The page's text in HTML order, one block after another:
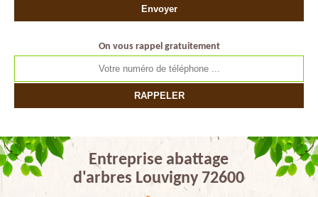
On vous rappel gratuitement
Entreprise abattage
d'arbres Louvigny 72600